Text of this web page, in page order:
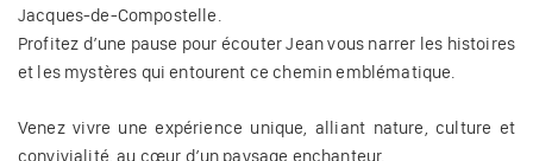
Jacques-de-Compostelle.
Profitez d’une pause pour écouter Jean vous narrer les histoires
et les mystères qui entourent ce chemin emblématique.
Venez vivre une expérience unique, alliant nature, culture et
convivialité, au cœur d’un paysage enchanteur.